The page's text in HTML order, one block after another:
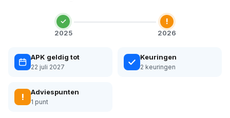
2025
!
2026
APK geldig tot
22 juli 2027
Keuringen
2 keuringen
! Adviespunten
1 punt